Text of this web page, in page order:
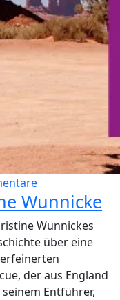
Wunnicke
Wunnickes
über eine
der aus England
Entführer,